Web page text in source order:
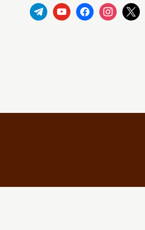
telegramyoutubefacebookinstagram
x